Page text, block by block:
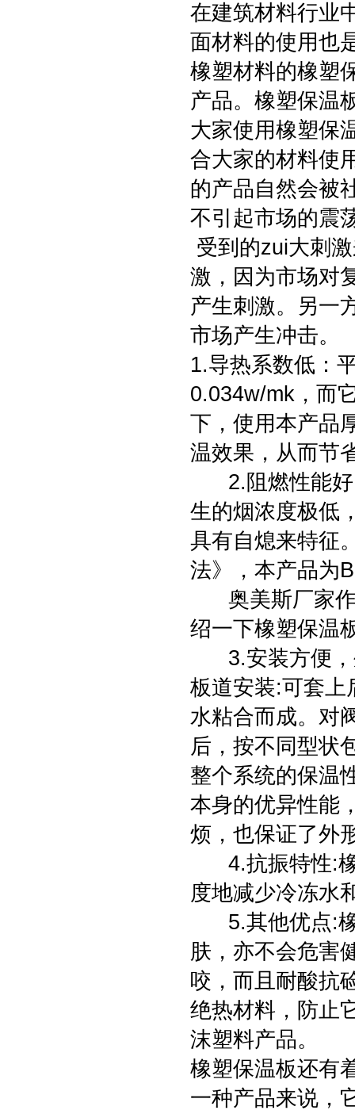
在建筑材料行业
面材料的使用也
橡塑材料的橡塑
产品。橡塑保温
大家使用橡塑保
合大家的材料使
的产品自然会被
不引起市场的震
受到的zui大刺
激，因为市场对
产生刺激。另一
市场产生冲击。
1.导热系数低：
0.034w/mk，而
下，使用本产品
温效果，从而节
2.阻燃性能好
生的烟浓度极低
具有自熄来特征
法》，本产品为
奥美斯厂家作
绍一下橡塑保温
3.安装方便，
板道安装:可套上
水粘合而成。对
后，按不同型状
整个系统的保温
本身的优异性能
烦，也保证了外
4.抗振特性:橡
度地减少冷冻水
5.其他优点:橡
肤，亦不会危害
咬，而且耐酸抗
绝热材料，防止
沫塑料产品。
橡塑保温板还有
一种产品来说，